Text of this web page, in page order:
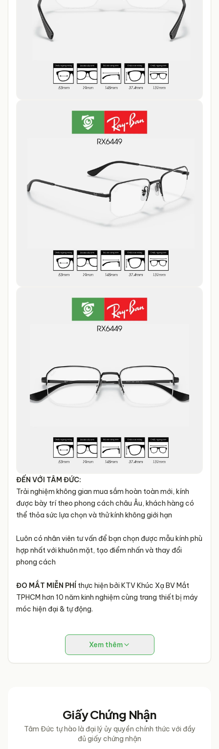
ĐẾN VỚI TÂM ĐỨC:
Trải nghiệm không gian mua sắm hoàn toàn mới, kính
được bày trí theo phong cách châu Âu, khách hàng có
thể thỏa sức lựa chọn và thử kính không giới hạn
Luôn có nhân viên tư vấn để bạn chọn được mẫu kính phù
hợp nhất với khuôn mặt, tạo điểm nhấn và thay đổi
phong cách
ĐO MẮT MIỄN PHÍ thực hiện bởi KTV Khúc Xạ BV Mắt
TPHCM hơn 10 năm kinh nghiệm cùng trang thiết bị máy
móc hiện đại & tự động.
Xem thêm
Giấy Chứng Nhận
Tâm Đức tự hào là đại lý ủy quyền chính thức với đầy
đủ giấy chứng nhận